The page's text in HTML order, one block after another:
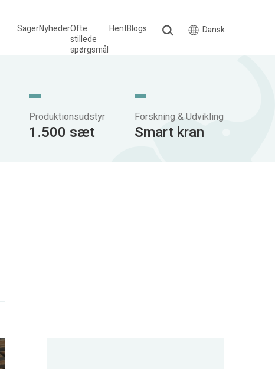
SagerNyhederOfte
stillede
spørgsmål
HentBlogs Dansk
Produktionsudstyr
1.500 sæt
Forskning & Udvikling
Smart kran